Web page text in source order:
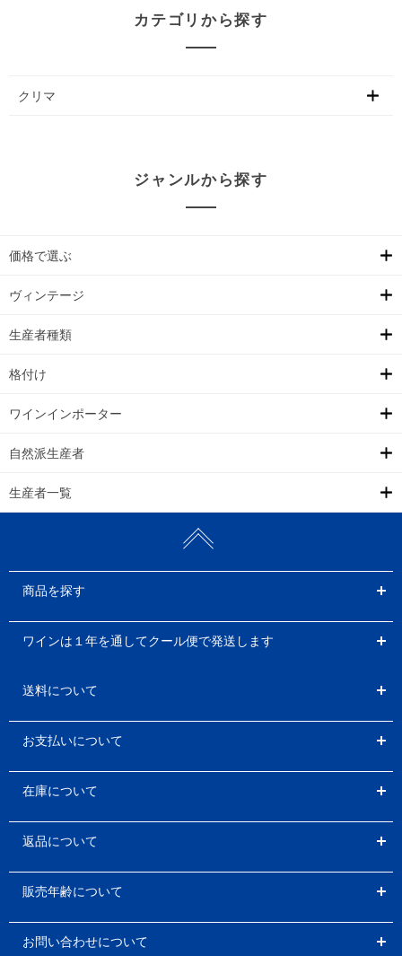
カテゴリから探す
クリマ
ジャンルから探す
価格で選ぶ
ヴィンテージ
生産者種類
格付け
ワインインポーター
自然派生産者
生産者一覧
商品を探す
ワインは１年を通してクール便で発送します
送料について
お支払いについて
在庫について
返品について
販売年齢について
お問い合わせについて